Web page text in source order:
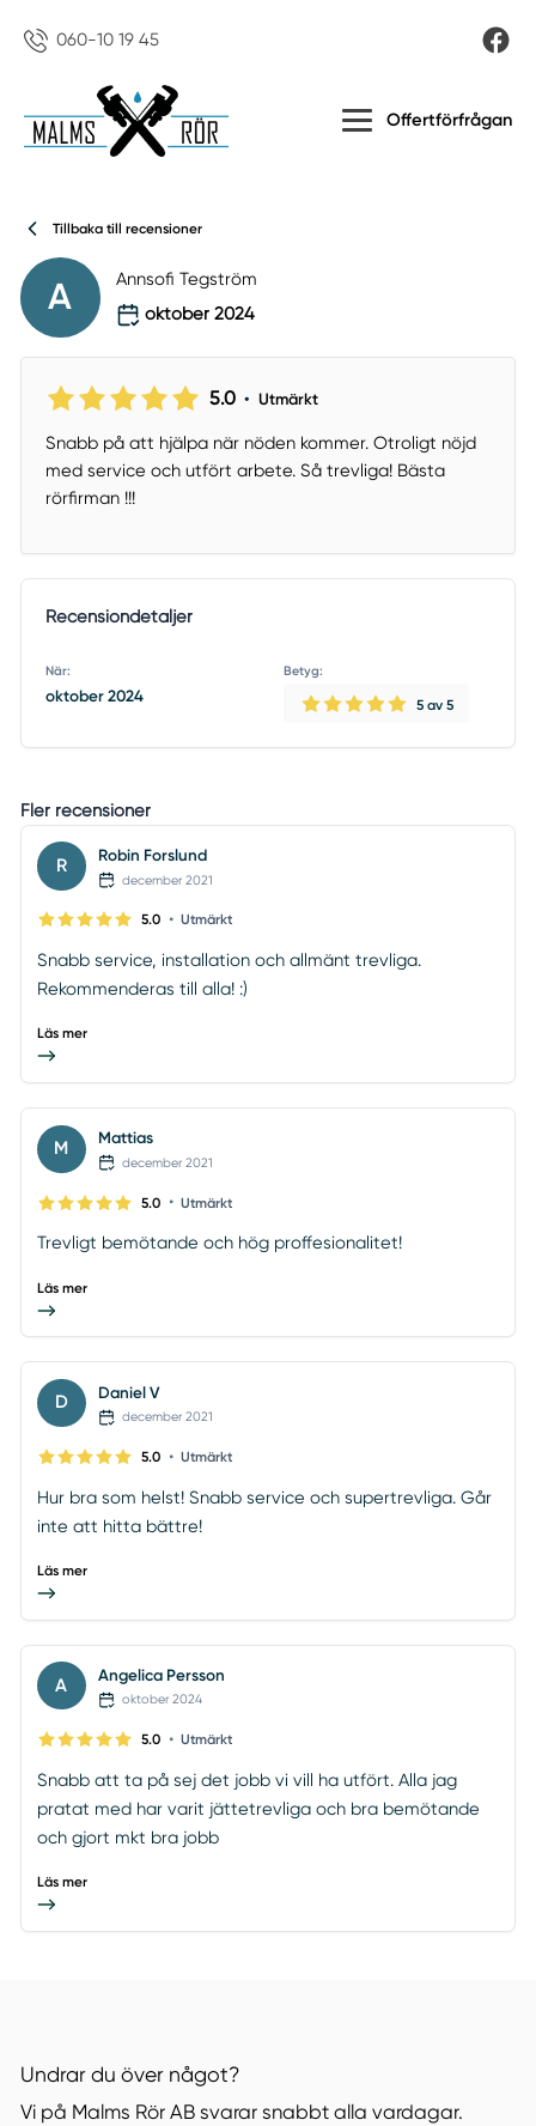
060-10 19 45
Offertförfrågan
Tillbaka till recensioner
A
Annsofi Tegström
oktober 2024
5.0 • Utmärkt
Snabb på att hjälpa när nöden kommer. Otroligt nöjd
med service och utfört arbete. Så trevliga! Bästa
rörfirman !!!
Recensiondetaljer
När:
oktober 2024
Betyg:
5 av 5
Fler recensioner
R Robin Forslund
december 2021
5.0 • Utmärkt
Snabb service, installation och allmänt trevliga.
Rekommenderas till alla! :)
Läs mer
M Mattias
december 2021
5.0 • Utmärkt
Trevligt bemötande och hög proffesionalitet!
Läs mer
D Daniel V
december 2021
5.0 • Utmärkt
Hur bra som helst! Snabb service och supertrevliga. Går
inte att hitta bättre!
Läs mer
A Angelica Persson
oktober 2024
5.0 • Utmärkt
Snabb att ta på sej det jobb vi vill ha utfört. Alla jag
pratat med har varit jättetrevliga och bra bemötande
och gjort mkt bra jobb
Läs mer
Undrar du över något?
Vi på Malms Rör AB svarar snabbt alla vardagar.